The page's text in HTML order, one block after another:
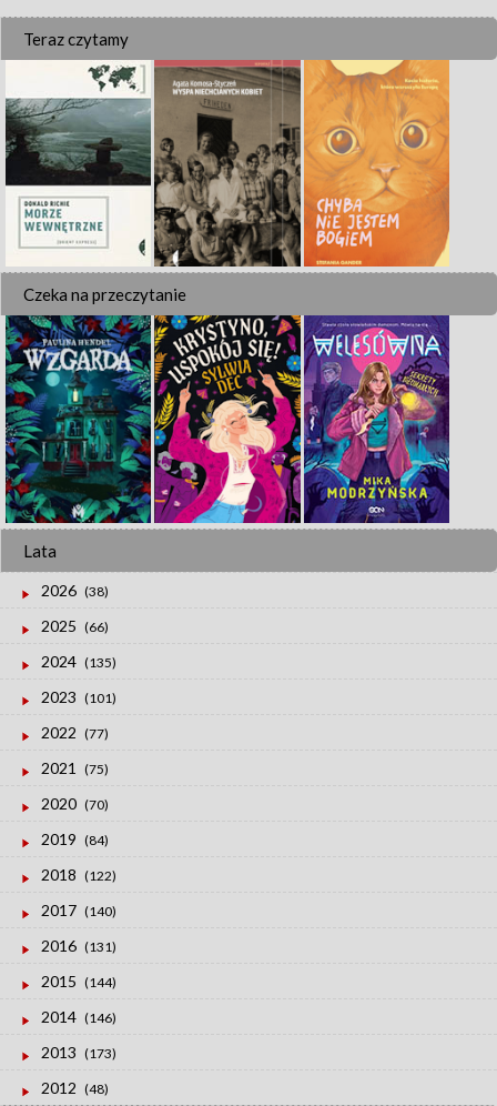
Teraz czytamy
Czeka na przeczytanie
Lata
2026 (38)
2025 (66)
2024 (135)
2023 (101)
2022 (77)
2021 (75)
2020 (70)
2019 (84)
2018 (122)
2017 (140)
2016 (131)
2015 (144)
2014 (146)
2013 (173)
2012 (48)